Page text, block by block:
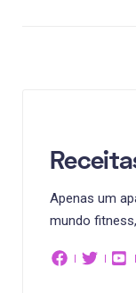
Apenas um
mundo